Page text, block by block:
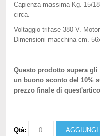
Capienza massima Kg. 15/
circa.
Voltaggio trifase 380 V.
Dimensioni macchina cm.
Questo prodotto supera gli
un buono sconto del 10%
prezzo finale di
Qtà: